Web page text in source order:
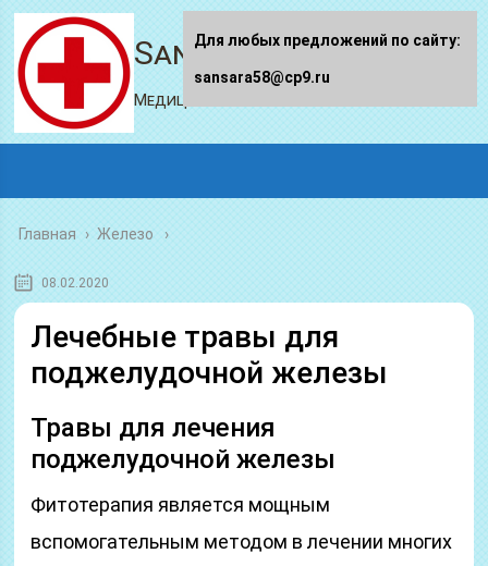
Sansara58.ru
Медицинский портал
Главная › Железо
08.02.2020
Лечебные травы для
поджелудочной железы
Травы для лечения
поджелудочной железы
Фитотерапия является мощным
вспомогательным методом в лечении многих
Для любых предложений по сайту:
sansara58@cp9.ru